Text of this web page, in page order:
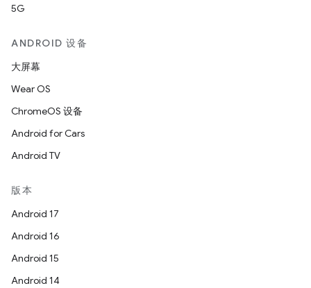
5G
ANDROID 设备
大屏幕
Wear OS
ChromeOS 设备
Android for Cars
Android TV
版本
Android 17
Android 16
Android 15
Android 14